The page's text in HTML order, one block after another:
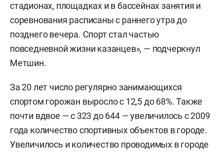
стадионах, площадках и в бассейнах занятия и
соревнования расписаны с раннего утра до
позднего вечера. Спорт стал частью
повседневной жизни казанцев», — подчеркнул
Метшин.
За 20 лет число регулярно занимающихся
спортом горожан выросло с 12,5 до 68%. Также
почти вдвое — с 323 до 644 — увеличилось с 2009
года количество спортивных объектов в городе.
Увеличилось и количество проводимых в городе